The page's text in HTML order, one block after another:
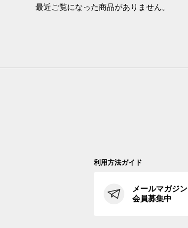
最近ご覧になった商品がありません。
利用方法ガイド
メールマガジン
会員募集中